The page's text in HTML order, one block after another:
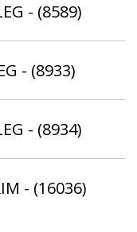
- (8589)
- (8933)
- (8934)
- (16036)